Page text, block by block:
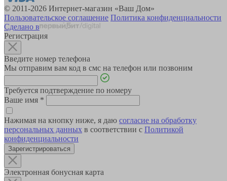
© 2011-2026 Интернет-магазин «Ваш Дом»
Пользовательское соглашение Политика конфиденциальности
Сделано в
Регистрация
Введите номер телефона
Мы отправим вам код в смс на телефон или позвоним
Требуется подтверждение по номеру
Ваше имя *
Нажимая на кнопку ниже, я даю согласие на обработку
персональных данных в соответствии с Политикой
конфиденциальности
Зарегистрироваться
Электронная бонусная карта